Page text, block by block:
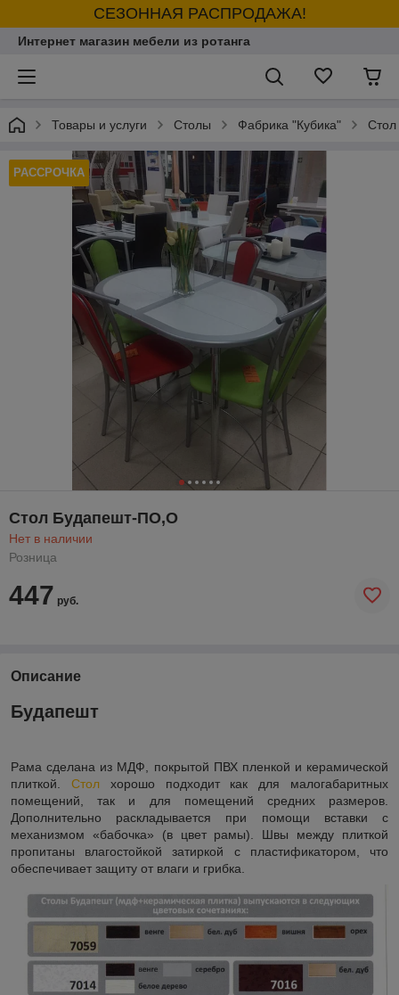
СЕЗОННАЯ РАСПРОДАЖА!
Интернет магазин мебели из ротанга
Товары и услуги Столы Фабрика "Кубика"
РАССРОЧКА
Стол Будапешт-ПО,О
Нет в наличии
Розница
447 руб.
Описание
Будапешт
Рама сделана из МДФ, покрытой ПВХ пленкой и керамической
плиткой. Столхорошо подходит как для малогабаритных
помещений, так и для помещений средних размеров.
Дополнительно раскладывается при помощи вставки с
механизмом «бабочка» (в цвет рамы). Швы между плиткой
пропитаны влагостойкой затиркой с пластификатором, что
обеспечивает защиту от влаги и грибка.